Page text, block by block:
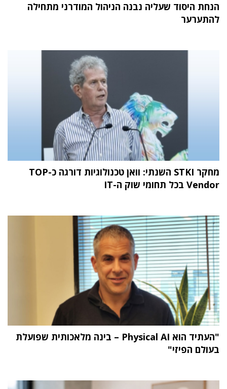
הנחת היסוד שעליה נבנה הניהול המודרני מתחילה
להתערער
מחקר STKI השנתי: וואן טכנולוגיות דורגה כ-TOP
Vendor בכל תחומי שוק ה-IT
"העתיד הוא Physical AI – בינה מלאכותית שפועלת
בעולם הפיזי"